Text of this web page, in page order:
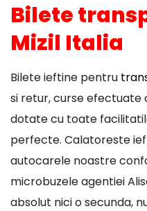
Bilete
Mizil Italia
Bilete ieftine pentru
si retur, curse efectuate
dotate cu toate
perfecte. Calatoreste
autocarele noastre
microbuzele agentiei
absolut nici o secunda,